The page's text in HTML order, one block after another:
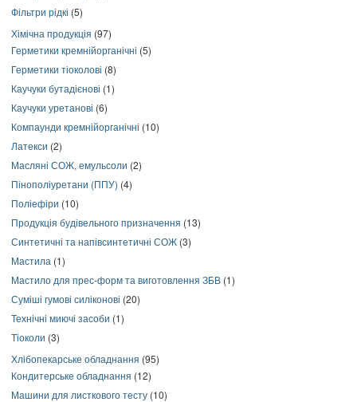
Фільтри рідкі (5)
Хімічна продукція (97)
Герметики кремнійорганічні (5)
Герметики тіоколові (8)
Каучуки бутадієнові (1)
Каучуки уретанові (6)
Компаунди кремнійорганічні (10)
Латекси (2)
Масляні СОЖ, емульсоли (2)
Пінополіуретани (ППУ) (4)
Поліефіри (10)
Продукція будівельного призначення (13)
Синтетичні та напівсинтетичні СОЖ (3)
Мастила (1)
Мастило для прес-форм та виготовлення ЗБВ (1)
Суміші гумові силіконові (20)
Технічні миючі засоби (1)
Тіоколи (3)
Хлібопекарське обладнання (95)
Кондитерське обладнання (12)
Машини для листкового тесту (10)